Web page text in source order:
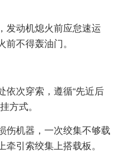
发动机熄火前应怠速运
不得轰油门。
依次穿索，遵循“先近后
方式。
伤机器，一次绞集不够载
引索绞集上搭载板。